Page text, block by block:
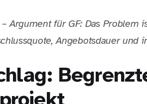
Argument für GF: Das Problem
Angebotsdauer und